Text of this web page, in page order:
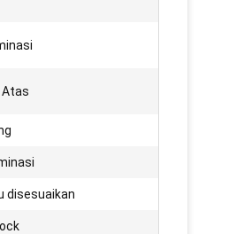
disesuaikan